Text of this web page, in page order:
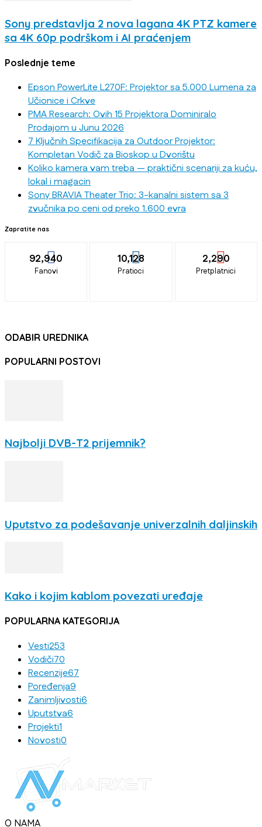
Sony predstavlja 2 nova lagana 4K PTZ kamere
sa 4K 60p podrškom i AI praćenjem
Poslednje teme
Epson PowerLite L270F: Projektor sa 5.000 Lumena za
Učionice i Crkve
PMA Research: Ovih 15 Projektora Dominiralo
Prodajom u Junu 2026
7 Ključnih Specifikacija za Outdoor Projektor:
Kompletan Vodič za Bioskop u Dvorištu
Koliko kamera vam treba — praktični scenariji za kuću,
lokal i magacin
Sony BRAVIA Theater Trio: 3-kanalni sistem sa 3
zvučnika po ceni od preko 1.600 evra
Zapratite nas
92,940
Fanovi
10,128
Pratioci
2,290
Pretplatnici
ODABIR UREDNIKA
POPULARNI POSTOVI
Najbolji DVB-T2 prijemnik?
Uputstvo za podešavanje univerzalnih daljinskih
Kako i kojim kablom povezati uređaje
POPULARNA KATEGORIJA
Vesti253
Vodiči70
Recenzije67
Poređenja9
Zanimljivosti6
Uputstva6
Projekti1
Novosti0
O NAMA